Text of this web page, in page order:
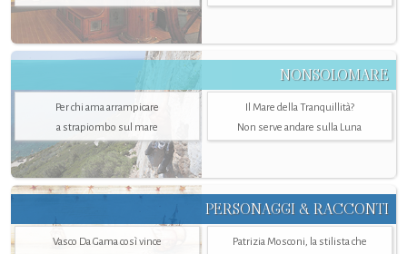
NONSOLOMARE
Per chi ama arrampicare
a strapiombo sul mare
Il Mare della Tranquillità?
Non serve andare sulla Luna
PERSONAGGI & RACCONTI
Vasco Da Gama così vince
Patrizia Mosconi, la stilista che